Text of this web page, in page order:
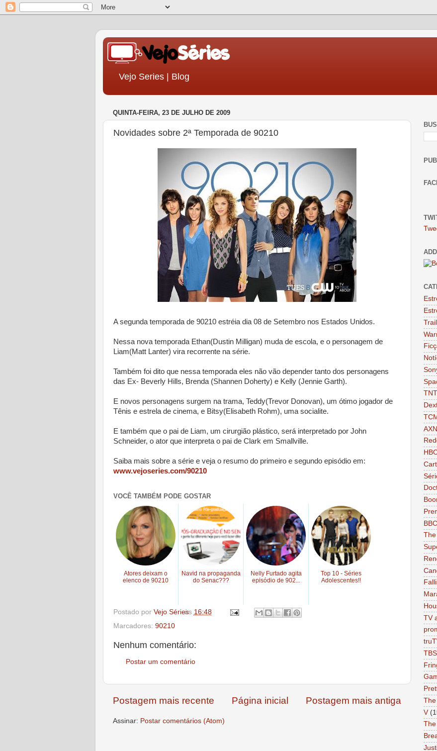
Vejo Series | Blog
QUINTA-FEIRA, 23 DE JULHO DE 2009
Novidades sobre 2ª Temporada de 90210
A segunda temporada de 90210 estréia dia 08 de Setembro nos Estados Unidos.
Nessa nova temporada Ethan(Dustin Milligan) muda de escola, e o personagem de
Liam(Matt Lanter) vira recorrente na série.
Também foi dito que nessa temporada eles não vão depender tanto dos personagens
das Ex- Beverly Hills, Brenda (Shannen Doherty) e Kelly (Jennie Garth).
E novos personagens surgem na trama, Teddy(Trevor Donovan), um ótimo jogador de
Tênis e estrela de cinema, e Bitsy(Elisabeth Rohm), uma socialite.
E também que o pai de Liam, um cirurgião plástico, será interpretado por John
Schneider, o ator que interpreta o pai de Clark em Smallville.
Saiba mais sobre a série e veja o resumo do primeiro e segundo episódio em:
www.vejoseries.com/90210
VOCÊ TAMBÉM PODE GOSTAR
Atores deixam o
elenco de 90210
Navid na propaganda
do Senac???
Nelly Furtado agita
episódio de 902...
Top 10 - Séries
Adolescentes!!
Postado por Vejo Sériesàs 16:48
Marcadores: 90210
Nenhum comentário:
Postar um comentário
Postagem mais recente Postagem mais antiga
Página inicial
Assinar: Postar comentários (Atom)
TNT
AXN
BBC
TV
TBS
The
V
The